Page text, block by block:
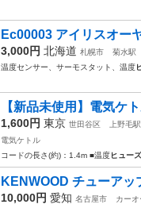
Ec00003 アイリスオー
3,000円 北海道 札幌市 菊水駅
温度センサー、サーモスタット、温度
【新品未使用】電気ケ
1,600円 東京 世田谷区 上野毛駅
電気ケトル
コードの長さ(約)：1.4m ■温度ヒューズ
KENWOOD チューア
10,000円 愛知 名古屋市
カー